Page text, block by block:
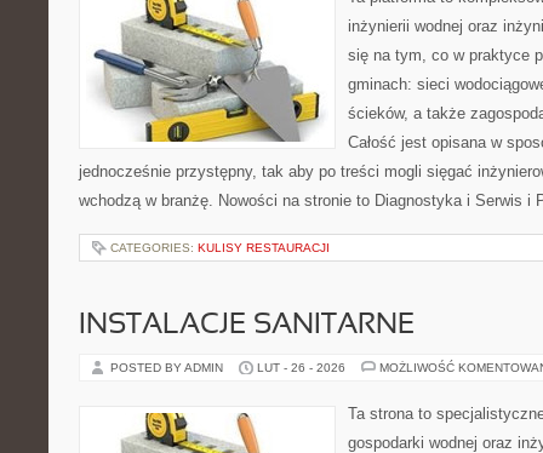
inżynierii wodnej oraz
się na tym, co w praktyce
gminach: sieci
ścieków, a także
Całość jest opisana w
jednocześnie przystępny, tak aby po treści mogli sięgać
wchodzą w branżę. Nowości na stronie to Diagnostyka i Serwis i
CATEGORIES: KULISY RESTAURACJI
INSTALACJE SANITARNE
POSTED BY ADMIN LUT - 26 - 2026 MOŻLIWOŚĆ
Ta strona to
gospodarki wodnej oraz